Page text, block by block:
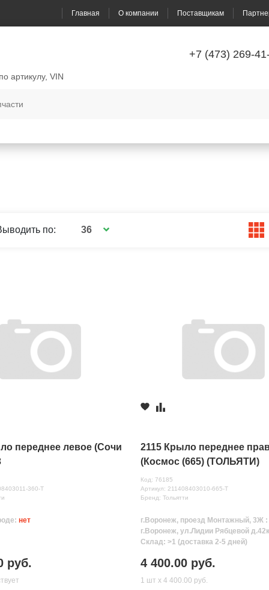
Главная О компании Поставщикам
+7 (473) 269-
по артикулу, VIN
по: 36
переднее левое (Сочи
360-Т
нет
руб.
2115 Крыло переднее
(Космос (665) (ТОЛЬЯТИ)
Код: 76185
Артикул: 211408403010-665-T
Бренд: Тольятти
г.Воронеж, проезд Монтажный, 3Ж
г.Воронеж, ул.Лидии Рябцевой
Склад: >1 (доставка 2-5 дней)
4 400.00 руб.
1 шт х 4 400.00 руб.